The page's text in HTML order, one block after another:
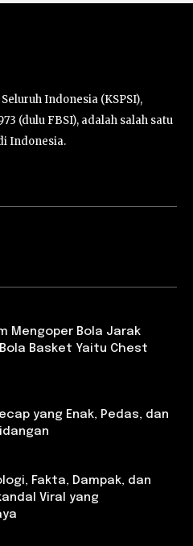
Indonesia (KSPSI),
(dulu FBSI), adalah salah satu
Indonesia.
Mengoper Bola Jarak
Basket Yaitu Chest
yang Enak, Pedas, dan
Fakta, Dampak, dan
Viral yang